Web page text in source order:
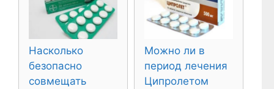
Насколько
безопасно
совмещать
Можно ли в
период лечения
Ципролетом